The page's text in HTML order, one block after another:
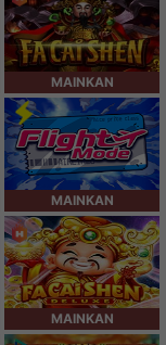
MAINKAN
MAINKAN
MAINKAN